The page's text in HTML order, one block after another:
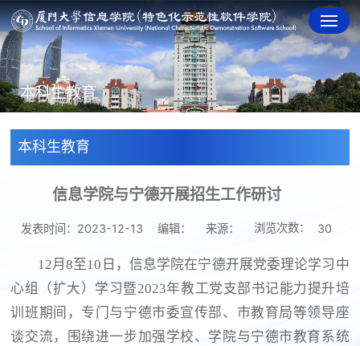
本科生教育
本科生教育
信息学院与宁德开展招生工作研讨
发表时间：2023-12-13 编辑： 来源： 浏览次数： 30
12月8至10日，信息学院在宁德开展党委理论学习中
心组（扩大）学习暨2023年教工党支部书记能力提升培
训班期间，专门与宁德市委宣传部、市教育局等领导座
谈交流，围绕进一步加强学校、学院与宁德市教育系统